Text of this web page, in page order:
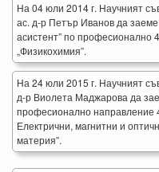
На 04 юли 2014 г. Научният
ас. д-р Петър Иванов да
асистент” по професионално
„Физикохимия”.
На 24 юли 2015 г. Научният
д-р Виолета Маджарова да
професионално направление
Електрични, магнитни и
материя”.